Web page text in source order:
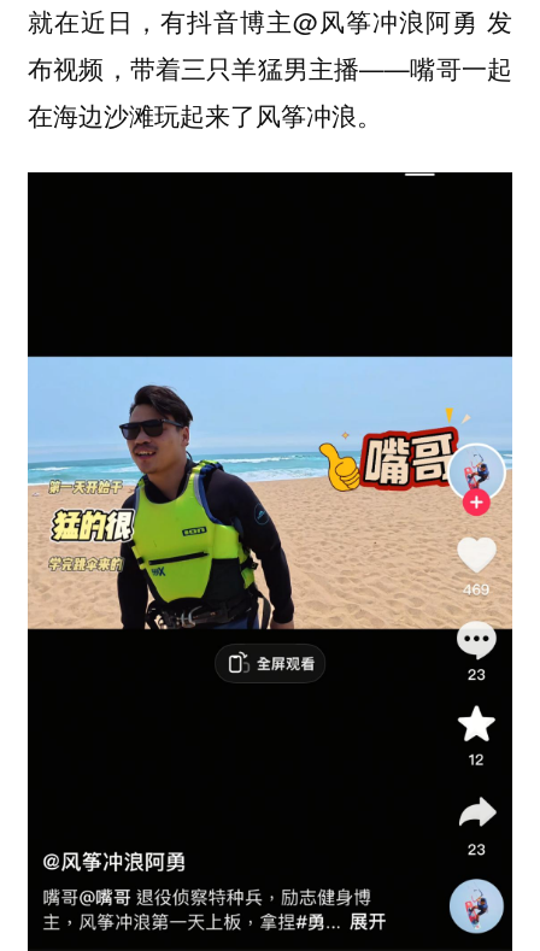
就在近日，有抖音博主@风筝冲浪阿勇 发
布视频，带着三只羊猛男主播——嘴哥一起
在海边沙滩玩起来了风筝冲浪。